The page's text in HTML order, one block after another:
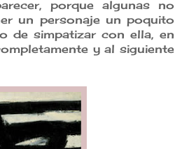
porque algunas no
un personaje un poquito
de simpatizar con ella, en
y al siguiente